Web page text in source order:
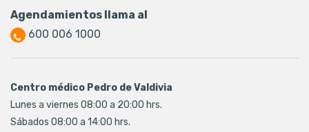
Agendamientos llama al
600 006 1000
Centro médico Pedro de Valdivia
Lunes a viernes 08:00 a 20:00 hrs.
Sábados 08:00 a 14:00 hrs.